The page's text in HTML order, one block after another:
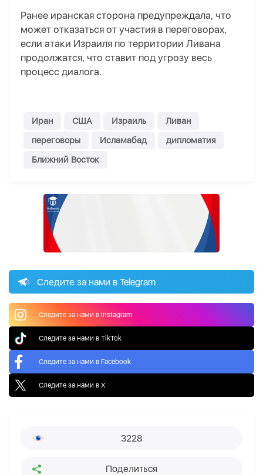
Ранее иранская сторона предупреждала, что
может отказаться от участия в переговорах,
если атаки Израиля по территории Ливана
продолжатся, что ставит под угрозу весь
процесс диалога.
Иран США Израиль
Ливан
переговоры
Исламабад
дипломатия
Ближний Восток
Следите за нами в Telegram
Следите за нами в Instagram
Следите за нами в TikTok
Следите за нами в Facebook
Следите за нами в X
3228
Поделиться